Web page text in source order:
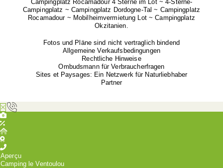
Campingplatz Rocamadour 4 Sterne im Lot ~ 4-Sterne-
Campingplatz ~ Campingplatz Dordogne-Tal ~ Campingplatz
Rocamadour ~ Mobilheimvermietung Lot ~ Campingplatz
Okzitanien.
Fotos und Pläne sind nicht vertraglich bindend
Allgemeine Verkaufsbedingungen
Rechtliche Hinweise
Ombudsmann für Verbraucherfragen
Sites et Paysages: Ein Netzwerk für Naturliebhaber
Partner
Aperçu
Camping le Ventoulou